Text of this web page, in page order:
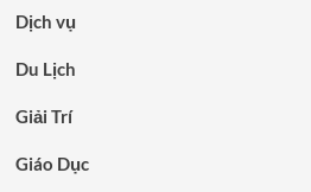
Dịch vụ
Du Lịch
Giải Trí
Giáo Dục